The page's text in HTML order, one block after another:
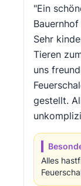
"Ein
Sehr
Tieren
uns
gestellt.
Alles